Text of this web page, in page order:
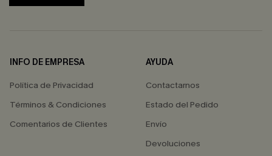
INFO DE EMPRESA
Política de Privacidad
Términos & Condiciones
Comentarios de Clientes
AYUDA
Contactarnos
Estado del Pedido
Envío
Devoluciones